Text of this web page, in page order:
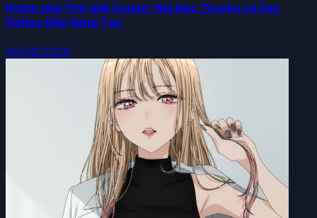
Khám phá Thế giới Conan: Nơi Đọc Truyện và Fan
Fiction Đầy Sáng Tạo
06/08/2026